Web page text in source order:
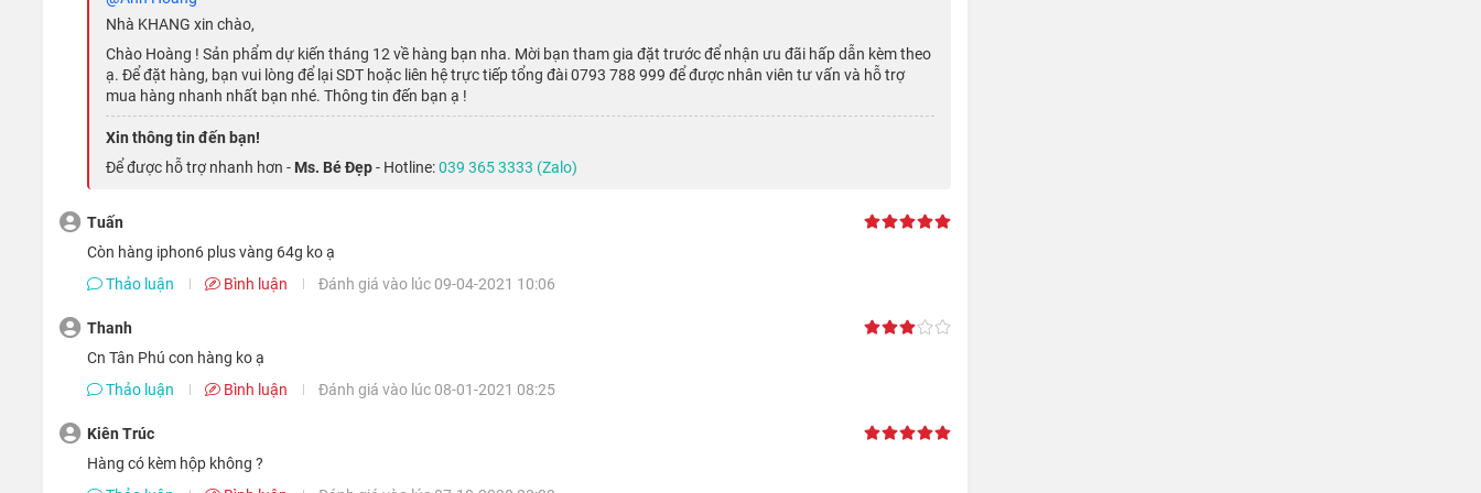
Máy sử dụng chip đồ họa PowerVR GX6450, có thể xử lý hình ảnh độ phân giải cao như video 4K hay gamec 3D tốt và
mượt hơn.
cho phép bạn đo các bước và khoảng cách của mình.
Nhà KHANG xin chào,
Chào Hoàng ! Sản phẩm dự kiến tháng 12 về hàng bạn nha. Mời bạn tham gia đặt trước để nhận ưu đãi hấp dẫn kèm theo
ạ. Để đặt hàng, bạn vui lòng để lại SDT hoặc liên hệ trực tiếp tổng đài 0793 788 999 để được nhân viên tư vấn và hỗ trợ
mua hàng nhanh nhất bạn nhé. Thông tin đến bạn ạ !
Xin thông tin đến bạn!
Để được hỗ trợ nhanh hơn - Ms. Bé Đẹp- Hotline:039 365 3333 (Zalo)
Tuấn
Còn hàng iphon6 plus vàng 64g ko ạ
Thảo luận
Bình luận Đánh giá vào lúc 09-04-2021 10:06
Thanh
Cn Tân Phú con hàng ko ạ
Thảo luận
Bình luận Đánh giá vào lúc 08-01-2021 08:25
Kiên Trúc
Hàng có kèm hộp không ?